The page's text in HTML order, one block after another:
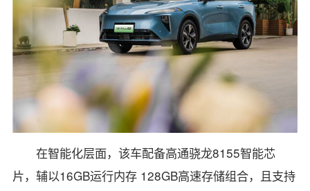
在智能化层面，该车配备高通骁龙8155智能芯
片，辅以16GB运行内存 128GB高速存储组合，且支持